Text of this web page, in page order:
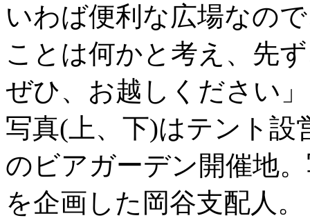
いわば便利な広場なの
ことは何かと考え、先
ぜひ、お越しください
写真(上、下)はテント設
のビアガーデン開催地
を企画した岡谷支配人。